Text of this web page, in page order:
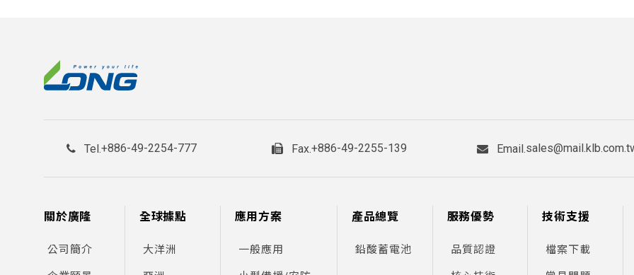
Tel.+886-49-2254-777 Fax.+886-49-2255-139 Email.
關於廣隆
公司簡介
全球據點
大洋洲
應用方案
一般應用
產品總覽
鉛酸蓄電池
服務優勢
品質認證
技術支援
檔案下載